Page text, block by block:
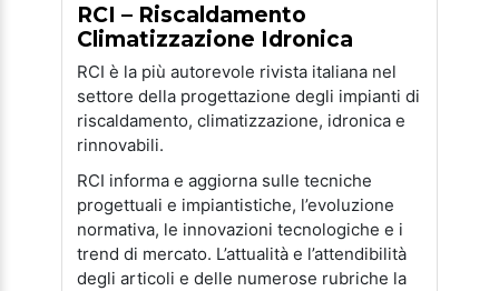
RCI – Riscaldamento
Climatizzazione Idronica
RCI è la più autorevole rivista italiana nel
settore della progettazione degli impianti di
riscaldamento, climatizzazione, idronica e
rinnovabili.
RCI informa e aggiorna sulle tecniche
progettuali e impiantistiche, l’evoluzione
normativa, le innovazioni tecnologiche e i
trend di mercato. L’attualità e l’attendibilità
degli articoli e delle numerose rubriche la